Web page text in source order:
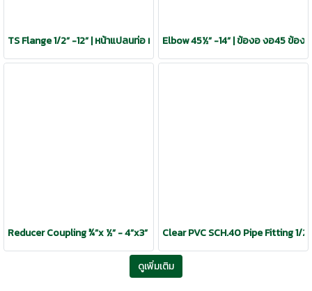
TS Flange 1/2” -12” | หน้าแปลนท่อ หน้าแปลน วัสดุ UPVC CPVC
Elbow 45½” -14” | ข้องอ งอ45 ข้อง
Reducer Coupling ¾”x ½” - 4”x3” | ข้อต่อลดกลม ข้อลด วัสดุ UPVC CPVC
Clear PVC SCH.40 Pipe Fitting 1/
ดูเพิ่มเติม